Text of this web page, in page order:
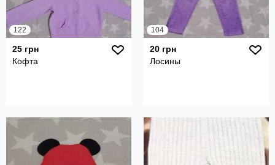
122
25 грн
Кофта
104
20 грн
Лосины